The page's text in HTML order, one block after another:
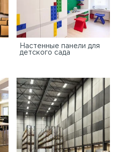
Настенные панели для
детского сада